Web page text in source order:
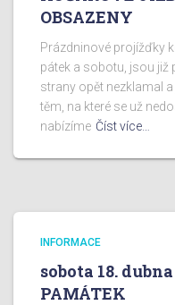
OBSAZENY
Prázdninové projížďky
pátek a sobotu, jsou již
strany opět nezklamal
těm, na které se už
nabízíme Číst více…
INFORMACE
sobota 18.
PAMÁTEK